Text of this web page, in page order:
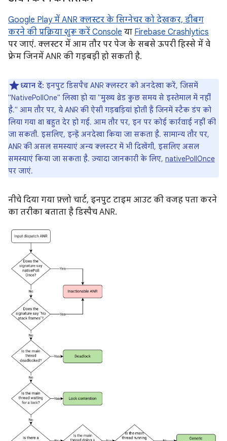
Google Play में ANR क्लस्टर के सिग्नेचर को देखकर, डीबग
करने की प्रक्रिया शुरू करें Console या Firebase Crashlytics
पर जाएं. क्लस्टर में आम तौर पर पेज के सबसे ऊपरी हिस्से में वे
फ़्रेम जिनमें ANR की गड़बड़ी हो सकती है.
ध्यान दें: इनपुट डिसपैच ANR क्लस्टर को अनदेखा करें, जिसमें
"NativePollOne" लिखा हो या "मुख्य थ्रेड कुछ समय से इस्तेमाल में नहीं
है." आम तौर पर, ये ANR की ऐसी गड़बड़ियां होती हैं जिनमें स्टैक डंप को
लिया गया था बहुत देर हो गई. आम तौर पर, इन पर कोई कार्रवाई नहीं की
जा सकती. इसलिए, इन्हें अनदेखा किया जा सकता है. सामान्य तौर पर,
ANR की असल समस्याएं अन्य क्लस्टर में भी दिखेंगी, इसलिए असल
समस्याएं किया जा सकता है. ज़्यादा जानकारी के लिए, nativePollOnce
पर जाएं.
नीचे दिया गया फ़्लो चार्ट, इनपुट टाइम आउट की वजह पता करने
का तरीका बताता है डिस्पैच ANR.